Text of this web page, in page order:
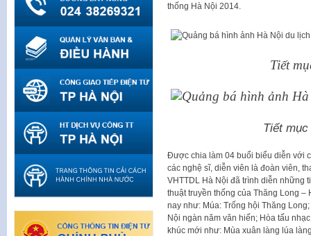
thống Hà Nội 2014.
Tiết
Tiết
Được chia làm 04 buổi biểu diễn với
các nghệ sĩ, diễn viên là đoàn viên,
VHTTDL Hà Nội đã trình diễn những
thuật truyền thống của Thăng Long
nay như: Múa: Trống hội Thăng
Nội ngàn năm văn hiến; Hòa tấu
khúc mới như: Mùa xuân làng lúa